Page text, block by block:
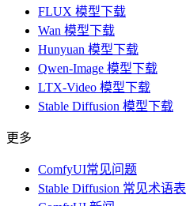
FLUX 模型下载
Wan 模型下载
Hunyuan 模型下载
Qwen-Image 模型下载
LTX-Video 模型下载
Stable Diffusion 模型下载
更多
ComfyUI常见问题
Stable Diffusion 常见术语表